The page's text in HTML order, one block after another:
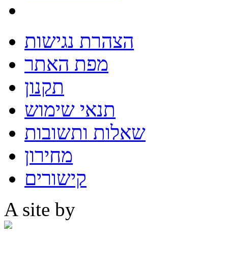
הצהרת נגישות
מפת האתר
תקנון
תנאי שימוש
שאלות ותשובות
מחירון
קישורים
A site by